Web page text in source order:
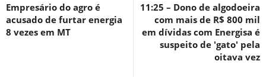
Empresário do agro é
acusado de furtar energia
8 vezes em MT
11:25 – Dono de algodoeira
com mais de R$ 800 mil
em dívidas com Energisa é
suspeito de 'gato' pela
oitava vez